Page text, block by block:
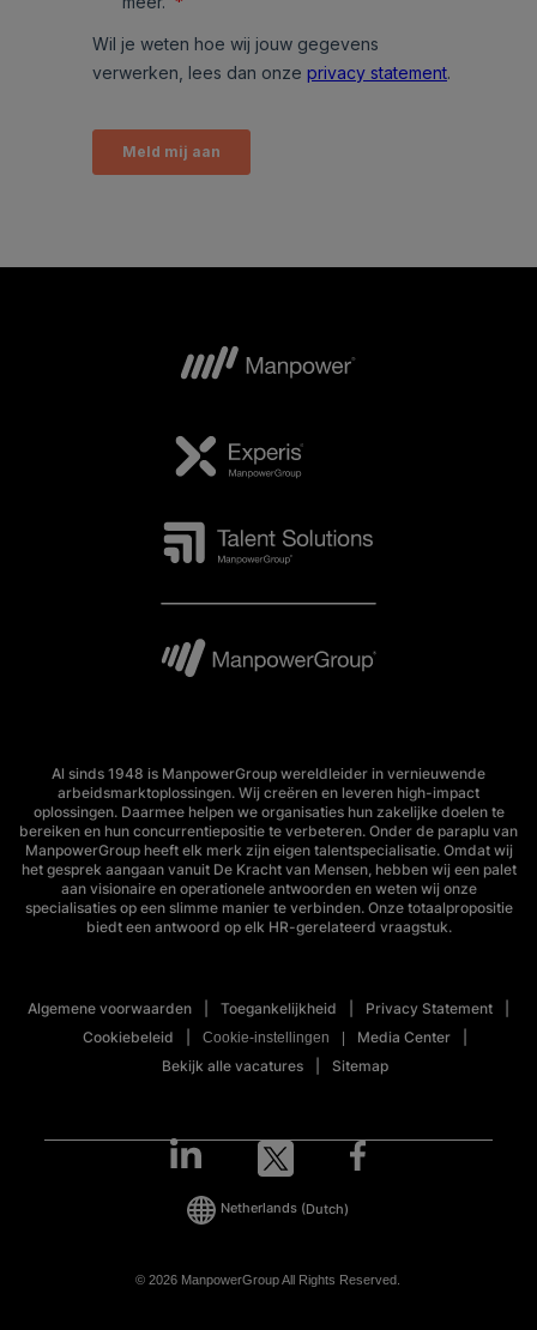
Al sinds 1948 is ManpowerGroup wereldleider in vernieuwende
arbeidsmarktoplossingen. Wij creëren en leveren high-impact
oplossingen. Daarmee helpen we organisaties hun zakelijke doelen te
bereiken en hun concurrentiepositie te verbeteren. Onder de paraplu van
ManpowerGroup heeft elk merk zijn eigen talentspecialisatie. Omdat wij
het gesprek aangaan vanuit De Kracht van Mensen, hebben wij een palet
aan visionaire en operationele antwoorden en weten wij onze
specialisaties op een slimme manier te verbinden. Onze totaalpropositie
biedt een antwoord op elk HR-gerelateerd vraagstuk.
Algemene voorwaarden Toegankelijkheid
Privacy Statement
Cookiebeleid
Cookie-instellingen
Media Center
Bekijk alle vacatures
Sitemap
© 2026 ManpowerGroup All Rights Reserved.
Netherlands (Dutch)